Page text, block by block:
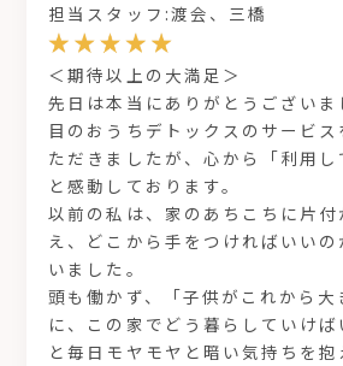
担当スタッフ:渡会、三橋
＜期待以上の大満足＞
先日は本当にありがとうござい
目のおうちデトックスのサービ
ただきましたが、心から「利用し
と感動しております。
以前の私は、家のあちこちに片付
え、どこから手をつければいいの
いました。
頭も働かず、「子供がこれから大
に、この家でどう暮らしていけば
と毎日モヤモヤと暗い気持ちを抱